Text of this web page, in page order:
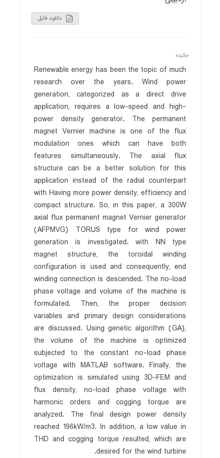
دانلود فایل
چکیده
Renewable energy has been the topic of much
research over the years. Wind power
generation, categorized as a direct drive
application, requires a low-speed and high-
power density generator. The permanent
magnet Vernier machine is one of the flux
modulation ones which can have both
features simultaneously. The axial flux
structure can be a better solution for this
application instead of the radial counterpart
with Having more power density, efficiency and
compact structure. So, in this paper, a 300W
axial flux permanent magnet Vernier generator
(AFPMVG) TORUS type for wind power
generation is investigated. with NN type
magnet structure, the toroidal winding
configuration is used and consequently, end
winding connection is descended. The no-load
phase voltage and volume of the machine is
formulated. Then, the proper decision
variables and primary design considerations
are discussed. Using genetic algorithm (GA),
the volume of the machine is optimized
subjected to the constant no-load phase
voltage with MATLAB software. Finally, the
optimization is simulated using 3D-FEM and
flux density, no-load phase voltage with
harmonic orders and cogging torque are
analyzed. The final design power density
reached 196kW/m3. In addition, a low value in
THD and cogging torque resulted, which are
desired for the wind turbine.